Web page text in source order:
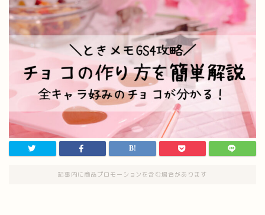
記事内に商品プロモーションを含む場合があります